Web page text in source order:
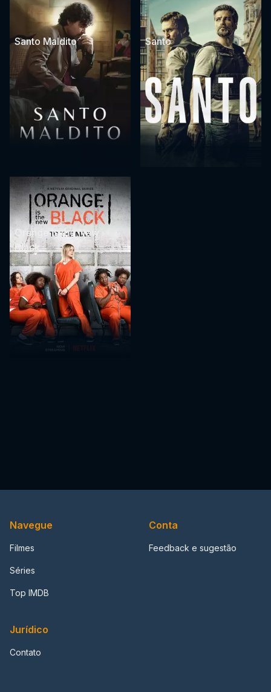
Santo Maldito Santo
Orange Is the New
Black
Navegue
Filmes
Séries
Top IMDB
Conta
Feedback e sugestão
Jurídico
Contato